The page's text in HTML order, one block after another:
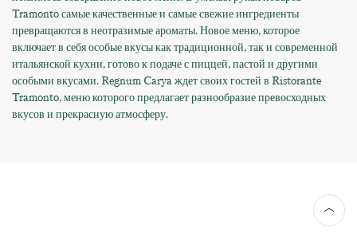
Tramonto самые качественные и самые свежие ингредиенты
превращаются в неотразимые ароматы. Новое меню, которое
включает в себя особые вкусы как традиционной, так и современной
итальянской кухни, готово к подаче с пиццей, пастой и другими
особыми вкусами. Regnum Carya ждет своих гостей в Ristorante
Tramonto, меню которого предлагает разнообразие превосходных
вкусов и прекрасную атмосферу.